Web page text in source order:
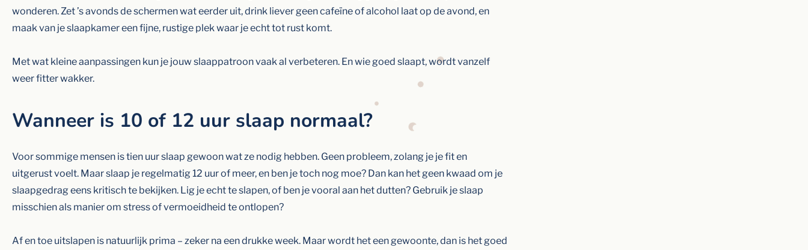
wonderen. Zet ’s avonds de schermen wat eerder uit, drink liever geen cafeïne of alcohol laat op de avond, en
maak van je slaapkamer een fijne, rustige plek waar je echt tot rust komt.
Met wat kleine aanpassingen kun je jouw slaappatroon vaak al verbeteren. En wie goed slaapt, wordt vanzelf
weer fitter wakker.
Wanneer is 10 of 12 uur slaap normaal?
Voor sommige mensen is tien uur slaap gewoon wat ze nodig hebben. Geen probleem, zolang je je fit en
uitgerust voelt. Maar slaap je regelmatig 12 uur of meer, en ben je toch nog moe? Dan kan het geen kwaad om je
slaapgedrag eens kritisch te bekijken. Lig je echt te slapen, of ben je vooral aan het dutten? Gebruik je slaap
misschien als manier om stress of vermoeidheid te ontlopen?
Af en toe uitslapen is natuurlijk prima – zeker na een drukke week. Maar wordt het een gewoonte, dan is het goed